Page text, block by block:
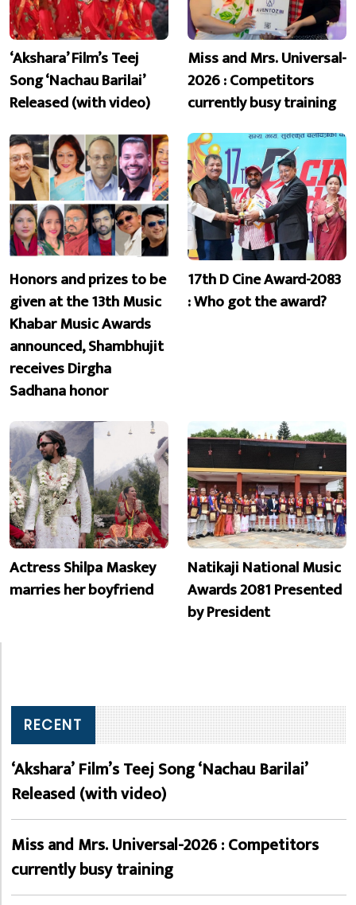
‘Akshara’ Film’s Teej
Song ‘Nachau Barilai’
Released (with video)
Miss and Mrs. Universal-
2026 : Competitors
currently busy training
Honors and prizes to be
given at the 13th Music
Khabar Music Awards
announced, Shambhujit
receives Dirgha
Sadhana honor
17th D Cine Award-2083
: Who got the award?
Actress Shilpa Maskey
marries her boyfriend
Natikaji National Music
Awards 2081 Presented
by President
RECENT
‘Akshara’ Film’s Teej Song ‘Nachau Barilai’
Released (with video)
Miss and Mrs. Universal-2026 : Competitors
currently busy training